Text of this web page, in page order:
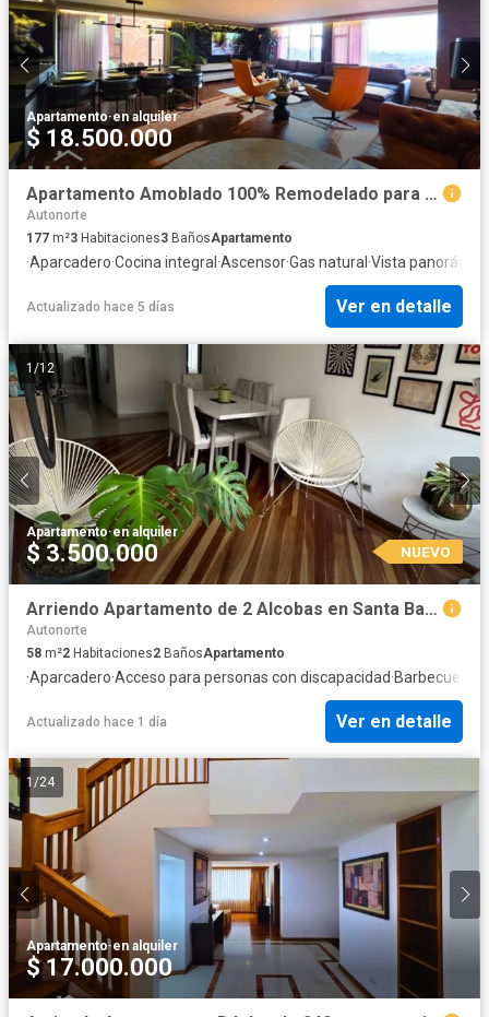
Apartamento·en alquiler
$ 18.500.000
Apartamento Amoblado 100% Remodelado para estrenar de 177m²
Autonorte
177 m²3 Habitaciones3 BañosApartamento
·Aparcadero·Cocina integral ·Ascensor·Gas natural ·Vista
Actualizado hace 5 días Ver en detalle
1 /12
Apartamento·en alquiler
$ 3.500.000 NUEVO
Arriendo Apartamento de 2 Alcobas en Santa Barbara
Autonorte
58 m²2 Habitaciones2 BañosApartamento
·Aparcadero·Acceso para personas con discapacidad·Barbecue
Actualizado hace 1 día Ver en detalle
1 /24
Apartamento·en alquiler
$ 17.000.000